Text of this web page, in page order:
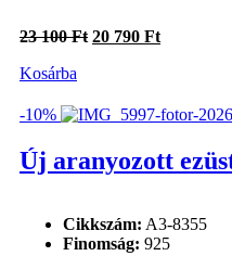
23 100Ft Original
100 Ft.
20 790 FtCurrent
790 Ft.
Kosárba
-10%
Új aranyozott
Cikkszám: A3-8355
Finomság: 925